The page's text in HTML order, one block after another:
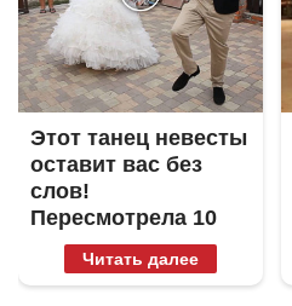
Этот танец невесты
оставит вас без
слов!
Пересмотрела 10
раз
Читать далее